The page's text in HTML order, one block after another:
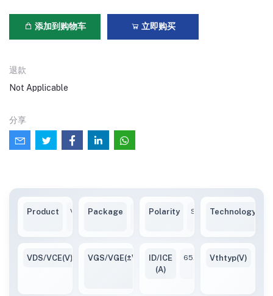
添加到购物车 立即购买
退款
Not Applicable
分享
Product
VBP112MC60-
Package
TO247-Polarity
Single-Technology
VDS/VCE(V) 1200V
VGS/VGE(±V)
-10
/
ID/ICE
(A)
65A Vthtyp(V)